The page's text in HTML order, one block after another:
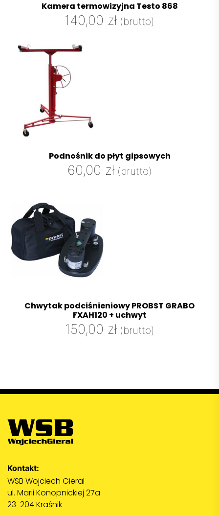
Kamera termowizyjna Testo 868
140,00 zł (brutto)
Podnośnik do płyt gipsowych
60,00 zł (brutto)
Chwytak podciśnieniowy PROBST GRABO
FXAH120 + uchwyt
150,00 zł (brutto)
Kontakt:
WSB Wojciech Gieral
ul. Marii Konopnickiej 27a
23-204 Kraśnik